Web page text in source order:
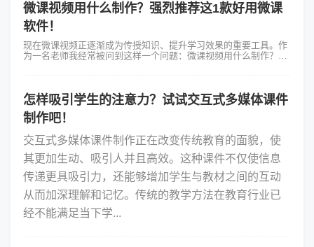
微课视频用什么制作？强烈推荐这1款好用微课
软件！
现在微课视频正逐渐成为传授知识、提升学习效果的重要工具。作
为一名老师我经常被问到这样一个问题：微课视频用什么制作？今
怎样吸引学生的注意力？试试交互式多媒体课件
制作吧！
交互式多媒体课件制作正在改变传统教育的面貌，使
其更加生动、吸引人并且高效。这种课件不仅使信息
传递更具吸引力，还能够增加学生与教材之间的互动
从而加深理解和记忆。传统的教学方法在教育行业已
经不能满足当下学...